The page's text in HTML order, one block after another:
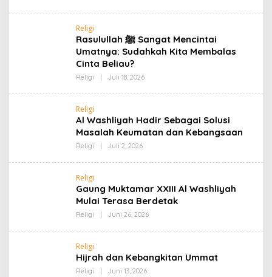
Religi
Rasulullah ﷺ Sangat Mencintai
Umatnya: Sudahkah Kita Membalas
Cinta Beliau?
Religi | Juli 18, 2026Oleh
Religi
Al Washliyah Hadir Sebagai Solusi
Masalah Keumatan dan Kebangsaan
Religi | Juli 2, 2026Oleh
Religi
Gaung Muktamar XXIII Al Washliyah
Mulai Terasa Berdetak
Religi | Juni 26, 2026Oleh
Religi
Hijrah dan Kebangkitan Ummat
Religi | Juni 13, 2026Oleh